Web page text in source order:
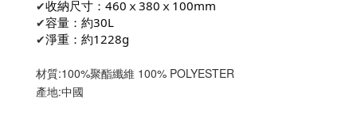
✔收納尺寸：460ⅹ380ⅹ100mm
✔容量：約30L
✔淨重：約1228g
材質:100%聚酯纖維 100% POLYESTER
產地:中國